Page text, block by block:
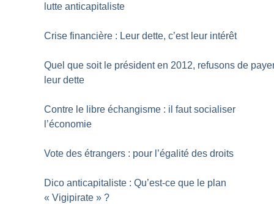
lutte anticapitaliste
Crise financière : Leur dette, c’est leur intérêt
Quel que soit le président en 2012, refusons de
leur dette
Contre le libre échangisme : il faut socialiser
l’économie
Vote des étrangers : pour l’égalité des droits
Dico anticapitaliste : Qu’est-ce que le plan
« Vigipirate » ?